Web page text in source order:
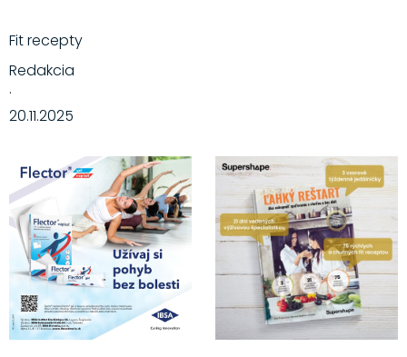
Fit recepty
Redakcia
·
20.11.2025